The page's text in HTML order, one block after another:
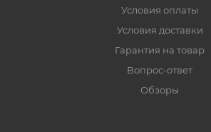
Условия оплаты
Условия доставки
Гарантия на товар
Вопрос-ответ
Обзоры